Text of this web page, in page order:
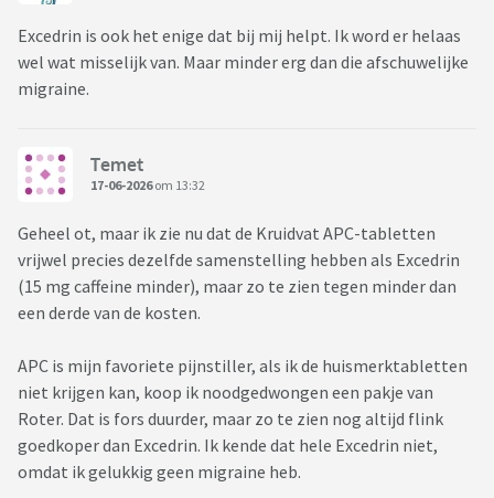
Excedrin is ook het enige dat bij mij helpt. Ik word er helaas
wel wat misselijk van. Maar minder erg dan die afschuwelijke
migraine.
Temet
17-06-2026om 13:32
Geheel ot, maar ik zie nu dat de Kruidvat APC-tabletten
vrijwel precies dezelfde samenstelling hebben als Excedrin
(15 mg caffeine minder), maar zo te zien tegen minder dan
een derde van de kosten.
APC is mijn favoriete pijnstiller, als ik de huismerktabletten
niet krijgen kan, koop ik noodgedwongen een pakje van
Roter. Dat is fors duurder, maar zo te zien nog altijd flink
goedkoper dan Excedrin. Ik kende dat hele Excedrin niet,
omdat ik gelukkig geen migraine heb.